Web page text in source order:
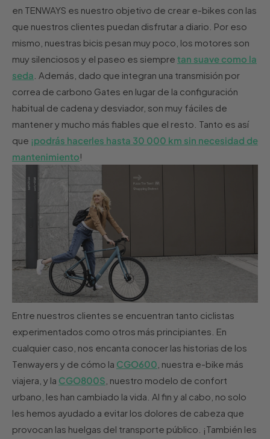
en TENWAYS es nuestro objetivo de crear e-bikes con las
que nuestros clientes puedan disfrutar a diario. Por eso
mismo, nuestras bicis pesan muy poco, los motores son
muy silenciosos y el paseo es siempre tan suave como la
seda . Además, dado que integran una transmisión por
correa de carbono Gates en lugar de la configuración
habitual de cadena y desviador, son muy fáciles de
mantener y mucho más fiables que el resto. Tanto es así
que ¡podrás hacerles hasta 30 000 km sin necesidad de
mantenimiento!
Entre nuestros clientes se encuentran tanto ciclistas
experimentados como otros más principiantes. En
cualquier caso, nos encanta conocer las historias de los
Tenwayers y de cómo la CGO600 , nuestra e-bike más
viajera, y la CGO800S , nuestro modelo de confort
urbano, les han cambiado la vida. Al fin y al cabo, no solo
les hemos ayudado a evitar los dolores de cabeza que
provocan las huelgas del transporte público. ¡También les